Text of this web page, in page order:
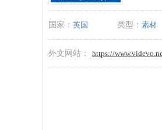
国家： 英国 类型： 素材
外文网站： https://